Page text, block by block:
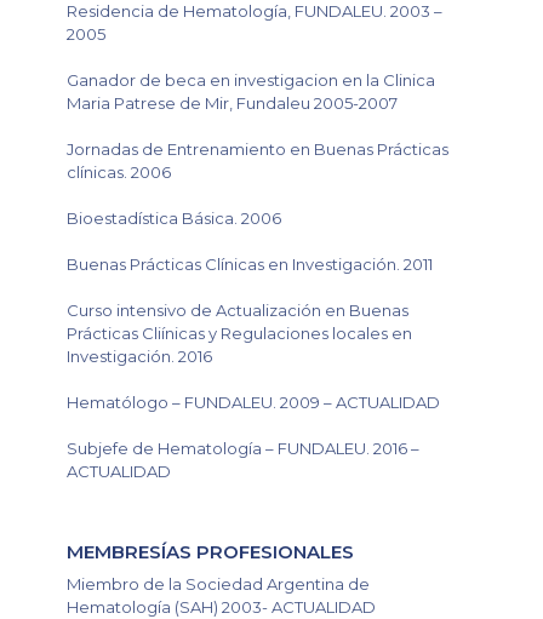
Residencia de Hematología, FUNDALEU. 2003 –
2005
Ganador de beca en investigacion en la Clinica
Maria Patrese de Mir, Fundaleu 2005-2007
Jornadas de Entrenamiento en Buenas Prácticas
clínicas. 2006
Bioestadística Básica. 2006
Buenas Prácticas Clínicas en Investigación. 2011
Curso intensivo de Actualización en Buenas
Prácticas Cliínicas y Regulaciones locales en
Investigación. 2016
Hematólogo – FUNDALEU. 2009 – ACTUALIDAD
Subjefe de Hematología – FUNDALEU. 2016 –
ACTUALIDAD
MEMBRESÍAS PROFESIONALES
Miembro de la Sociedad Argentina de
Hematología (SAH) 2003- ACTUALIDAD